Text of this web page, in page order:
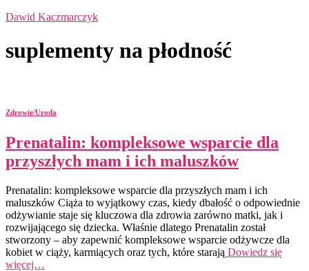
Dawid Kaczmarczyk
suplementy na płodność
Zdrowie/Uroda
Prenatalin: kompleksowe wsparcie dla
przyszłych mam i ich maluszków
Prenatalin: kompleksowe wsparcie dla przyszłych mam i ich
maluszków Ciąża to wyjątkowy czas, kiedy dbałość o odpowiednie
odżywianie staje się kluczowa dla zdrowia zarówno matki, jak i
rozwijającego się dziecka. Właśnie dlatego Prenatalin został
stworzony – aby zapewnić kompleksowe wsparcie odżywcze dla
kobiet w ciąży, karmiących oraz tych, które starają Dowiedz się
więcej…